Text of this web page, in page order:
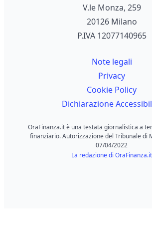
V.le Monza, 259
20126 Milano
P.IVA 12077140965
Note legali
Privacy
Cookie Policy
Dichiarazione
OraFinanza.it è una testata giornalistica a
finanziario. Autorizzazione del Tribunale di
07/04/2022
La redazione di OraFinanza.it